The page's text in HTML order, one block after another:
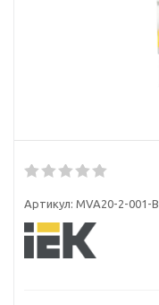
Артикул: MVA20-2-001-B